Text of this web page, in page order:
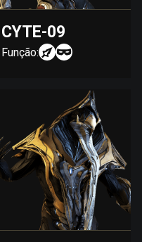
CYTE-09
Função: